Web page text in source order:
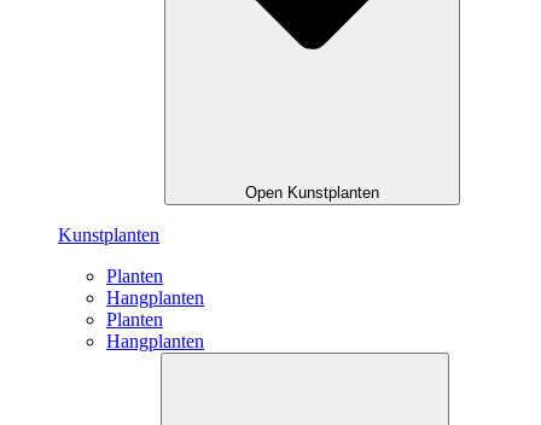
Open Kunstplanten
Kunstplanten
Planten
Hangplanten
Planten
Hangplanten